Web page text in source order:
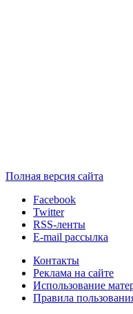
Полная версия сайта
Facebook
Twitter
RSS-ленты
E-mail рассылка
Контакты
Реклама на сайте
Использование
Правила